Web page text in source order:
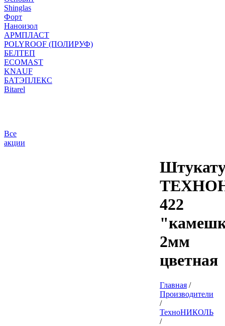
Shinglas
Форт
Наноизол
АРМПЛАСТ
POLYROOF (ПОЛИРУФ)
БЕЛТЕП
ECOMAST
KNAUF
БАТЭПЛЕКС
Bitarel
Все
акции
422
2мм
цветная
Главная /
Производители
/
ТехноНИКОЛЬ
/